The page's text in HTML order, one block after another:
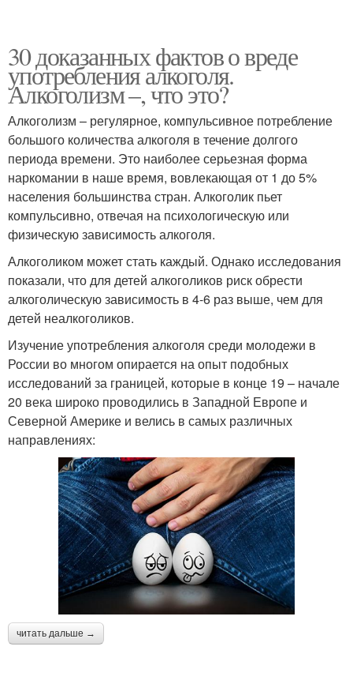
30 доказанных фактов о вреде
употребления алкоголя.
Алкоголизм –, что это?
Алкоголизм – регулярное, компульсивное потребление
большого количества алкоголя в течение долгого
периода времени. Это наиболее серьезная форма
наркомании в наше время, вовлекающая от 1 до 5%
населения большинства стран. Алкоголик пьет
компульсивно, отвечая на психологическую или
физическую зависимость алкоголя.
Алкоголиком может стать каждый. Однако исследования
показали, что для детей алкоголиков риск обрести
алкоголическую зависимость в 4-6 раз выше, чем для
детей неалкоголиков.
Изучение употребления алкоголя среди молодежи в
России во многом опирается на опыт подобных
исследований за границей, которые в конце 19 – начале
20 века широко проводились в Западной Европе и
Северной Америке и велись в самых различных
направлениях:
читать дальше →